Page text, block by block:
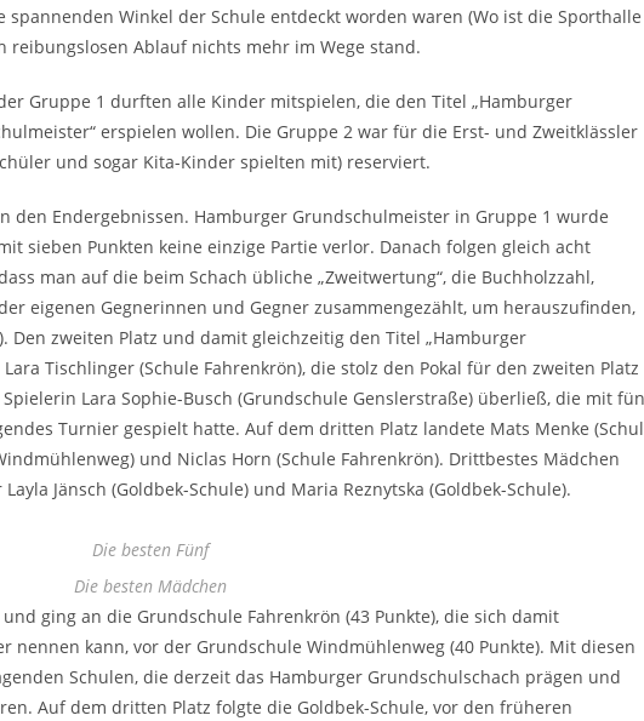
Winkel der Schule entdeckt worden waren (Wo ist die Sporthalle
reibungslosen Ablauf nichts mehr im Wege stand.
Gruppe 1 durften alle Kinder mitspielen, die den Titel „Hamburger
erspielen wollen. Die Gruppe 2 war für die Erst- und Zweitklässler
und sogar Kita-Kinder spielten mit) reserviert.
den Endergebnissen. Hamburger Grundschulmeister in Gruppe 1 wurde
sieben Punkten keine einzige Partie verlor. Danach folgen gleich acht
man auf die beim Schach übliche „Zweitwertung“, die Buchholzzahl,
eigenen Gegnerinnen und Gegner zusammengezählt, um herauszufinden,
zweiten Platz und damit gleichzeitig den Titel „Hamburger
Tischlinger (Schule Fahrenkrön), die stolz den Pokal für den zweiten Platz
Lara Sophie-Busch (Grundschule Genslerstraße) überließ, die mit
Turnier gespielt hatte. Auf dem dritten Platz landete Mats Menke
und Niclas Horn (Schule Fahrenkrön). Drittbestes Mädchen
Jänsch (Goldbek-Schule) und Maria Reznytska (Goldbek-Schule).
Die besten Fünf
Die besten Mädchen
ging an die Grundschule Fahrenkrön (43 Punkte), die sich damit
nennen kann, vor der Grundschule Windmühlenweg (40 Punkte). Mit diesen
Schulen, die derzeit das Hamburger Grundschulschach prägen und
Auf dem dritten Platz folgte die Goldbek-Schule, vor den früheren